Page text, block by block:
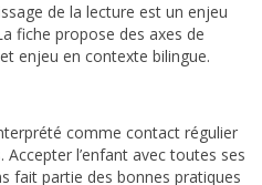
de la lecture est un enjeu
fiche propose des axes de
enjeu en contexte bilingue.
comme contact régulier
l’enfant avec toutes ses
fait partie des bonnes pratiques